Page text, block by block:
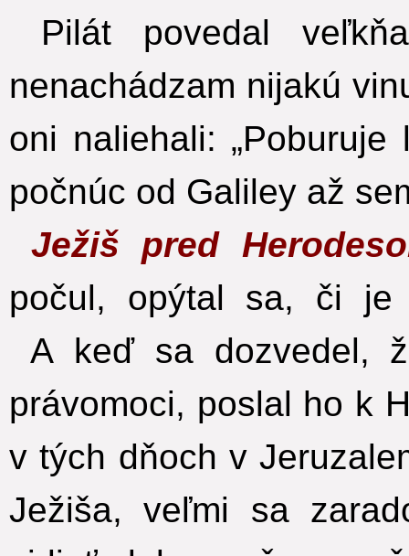
Pilát povedal
nenachádzam nijakú
oni naliehali:
počnúc od Galiley až
Ježiš pred
počul, opýtal sa, či je
A keď sa dozvedel,
právomoci, poslal ho k
v tých dňoch v
Ježiša, veľmi sa